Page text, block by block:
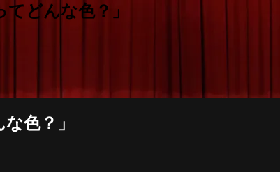
どんな色？」
色？」